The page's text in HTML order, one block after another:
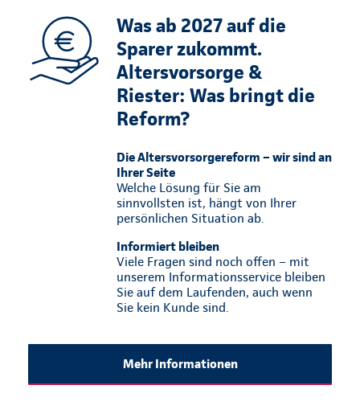
Was ab 2027 auf die
Sparer zukommt.
Altersvorsorge &
Riester: Was bringt die
Reform?
Die Altersvorsorgereform – wir sind an
Ihrer Seite
Welche Lösung für Sie am
sinnvollsten ist, hängt von Ihrer
persönlichen Situation ab.
Informiert bleiben
Viele Fragen sind noch offen – mit
unserem Informationsservice bleiben
Sie auf dem Laufenden, auch wenn
Sie kein Kunde sind.
Mehr Informationen